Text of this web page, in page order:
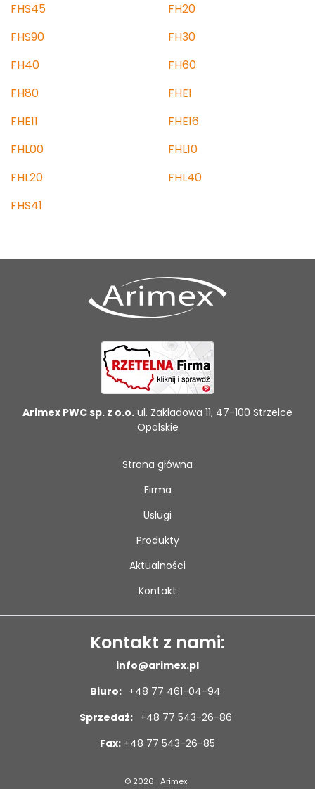
FHS45
FH20
FHS90
FH30
FH40
FH60
FH80
FHE1
FHE11
FHE16
FHL00
FHL10
FHL20
FHL40
FHS41
Arimex PWC sp. z o.o. ul. Zakładowa 11, 47-100 Strzelce
Opolskie
Strona główna
Firma
Usługi
Produkty
Aktualności
Kontakt
Kontakt z nami:
info@arimex.pl
Biuro: +48 77 461-04-94
Sprzedaż: +48 77 543-26-86
Fax: +48 77 543-26-85
© 2026 Arimex